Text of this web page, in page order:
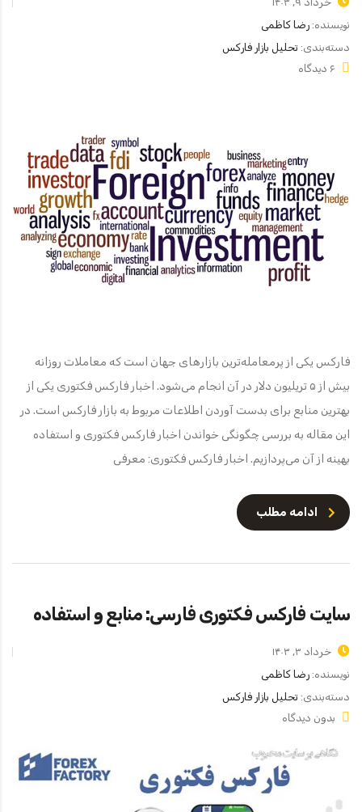
نویسنده: رضا کاظمی
دسته‌بندی: تحلیل بازار فارکس
۶ دیدگاه
فارکس یکی از پرمعامله‌ترین بازارهای جهان است که معاملات روزانه
بیش از ۵ تریلیون دلار در آن انجام می‌شود. اخبار فارکس فکتوری یکی از
بهترین منابع برای بدست آوردن اطلاعات مربوط به بازار فارکس است. در
این مقاله به بررسی چگونگی خواندن اخبار فارکس فکتوری و استفاده
بهینه از آن می‌پردازیم. اخبار فارکس فکتوری: معرفی
ادامه مطلب
سایت فارکس فکتوری فارسی: منابع و استفاده
خرداد ۳, ۱۴۰۳
نویسنده: رضا کاظمی
دسته‌بندی: تحلیل بازار فارکس
بدون دیدگاه